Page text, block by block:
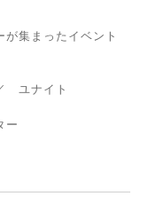
集まったイベント
ユナイト
ー